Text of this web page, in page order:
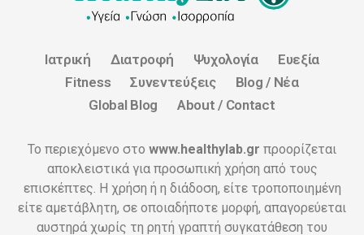
Ιατρική Διατροφή Ψυχολογία
Ευεξία
Fitness
Συνεντεύξεις
Blog / Νέα
Global Blog
About / Contact
Το περιεχόμενο στο www.healthylab.gr προορίζεται
αποκλειστικά για προσωπική χρήση από τους
επισκέπτες. Η χρήση ή η διάδοση, είτε τροποποιημένη
είτε αμετάβλητη, σε οποιαδήποτε μορφή, απαγορεύεται
αυστηρά χωρίς τη ρητή γραπτή συγκατάθεση του